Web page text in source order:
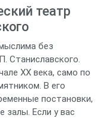
театр
без
Станиславского.
XX века, само по
В его
постановки,
залы. Если у вас